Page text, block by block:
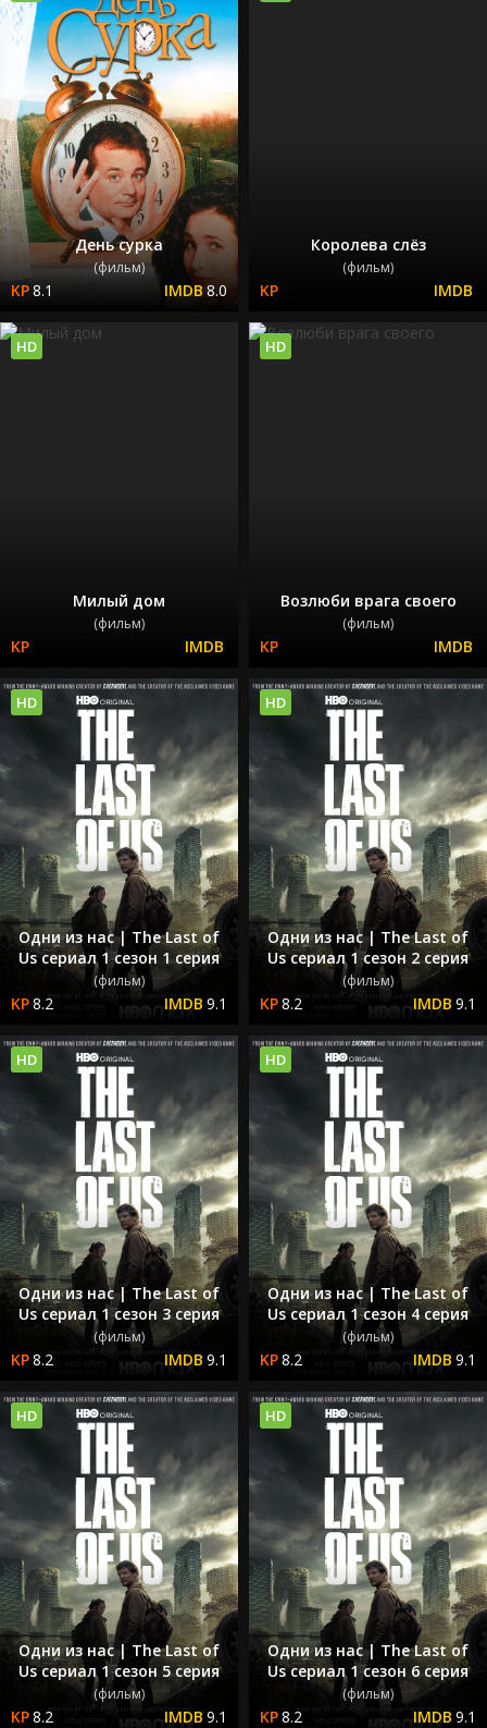
День сурка
(фильм)
8.1 8.0
Королева слёз
(фильм)
Милый дом
(фильм)
HD
Возлюби врага своего
(фильм)
HD
Одни из нас | The Last of
Us сериал 1 сезон 1 серия
(фильм)
8.2 9.1
HD
Одни из нас | The Last of
Us сериал 1 сезон 2 серия
(фильм)
8.2 9.1
HD
Одни из нас | The Last of
Us сериал 1 сезон 3 серия
(фильм)
8.2 9.1
HD
Одни из нас | The Last of
Us сериал 1 сезон 4 серия
(фильм)
8.2 9.1
HD
Одни из нас | The Last of
Us сериал 1 сезон 5 серия
(фильм)
8.2 9.1
HD
Одни из нас | The Last of
Us сериал 1 сезон 6 серия
(фильм)
8.2 9.1
HD